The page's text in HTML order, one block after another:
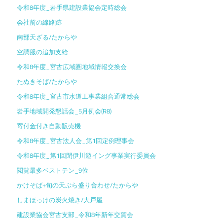
令和8年度_岩手県建設業協会定時総会
会社前の線路跡
南部天ざる/たからや
空調服の追加支給
令和8年度_宮古広域圏地域情報交換会
たぬきそば/たからや
令和8年度_宮古市水道工事業組合通常総会
岩手地域開発懇話会_5月例会(R8)
寄付金付き自動販売機
令和8年度_宮古法人会_第1回定例理事会
令和8年度_第1回閉伊川遊イング事業実行委員会
閲覧最多ベストテン_9位
かけそば+旬の天ぷら盛り合わせ/たからや
しまほっけの炭火焼き/大戸屋
建設業協会宮古支部_令和8年新年交賀会